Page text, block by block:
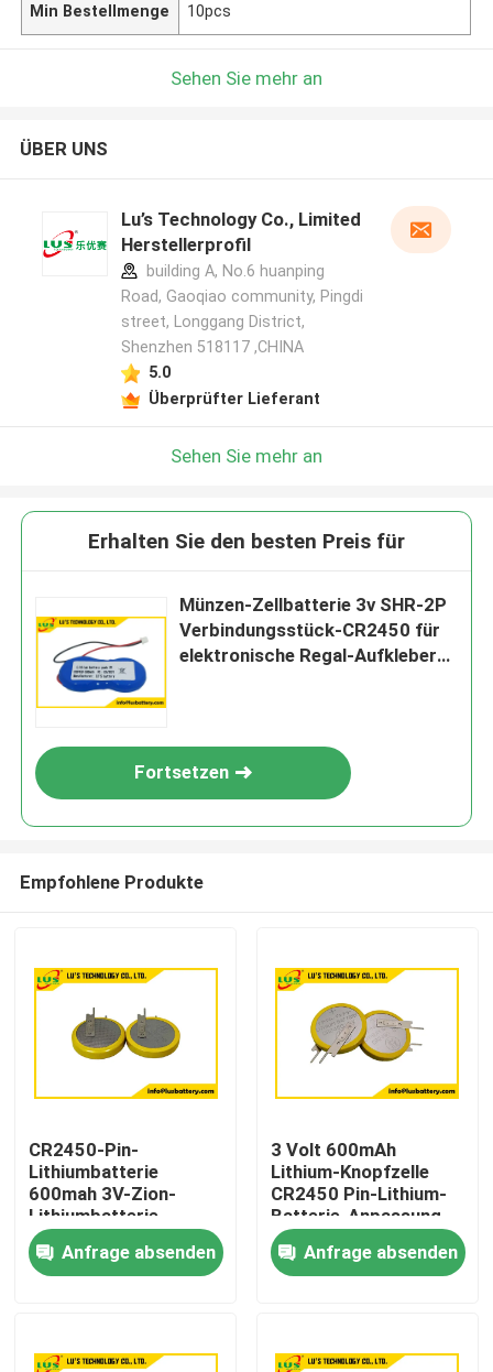
Haus
Über uns
Min Bestellmenge 10pcs
Sehen Sie mehr an
ÜBER UNS
Lu’s Technology Co., Limited
Herstellerprofil
building A, No.6 huanping
Road, Gaoqiao community, Pingdi
street, Longgang District,
Shenzhen 518117 ,CHINA
5.0
Überprüfter Lieferant
Sehen Sie mehr an
Erhalten Sie den besten Preis für
Münzen-Zellbatterie 3v SHR-2P
Verbindungsstück-CR2450 für
elektronische Regal-Aufkleber
Fortsetzen
Empfohlene Produkte
CR2450-Pin-
Lithiumbatterie
600mah 3V-Zion-
Lithiumbatterie
Anfrage absenden
3 Volt 600mAh
Lithium-Knopfzelle
CR2450 Pin-Lithium-
Batterie-Anpassung
Anfrage absenden